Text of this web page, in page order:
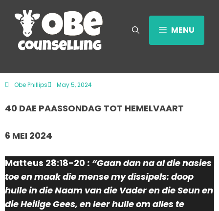
MENU
Obe Phillips May 5, 2024
40 DAE PAASSONDAG TOT HEMELVAART
6 MEI 2024
Matteus 28:18-20 : “Gaan dan na al die nasies
toe en maak die mense my dissipels: doop
hulle in die Naam van die Vader en die Seun en
die Heilige Gees, en leer hulle om alles te